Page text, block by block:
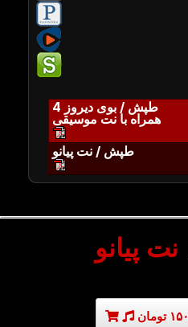
طپش / بوی دیروز 4
همراه با نت موسیقی
طپش / نت پیانو
نت پیانو